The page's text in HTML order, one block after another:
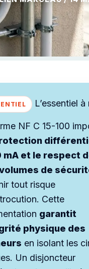
L’essentiel à
NF C 15-100
mA et le respect
de
tout risque
Cette
garantit
physique des
en isolant les
Un disjoncteur